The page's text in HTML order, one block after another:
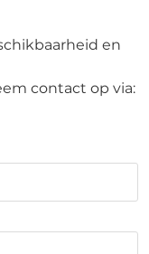
en
contact op via: